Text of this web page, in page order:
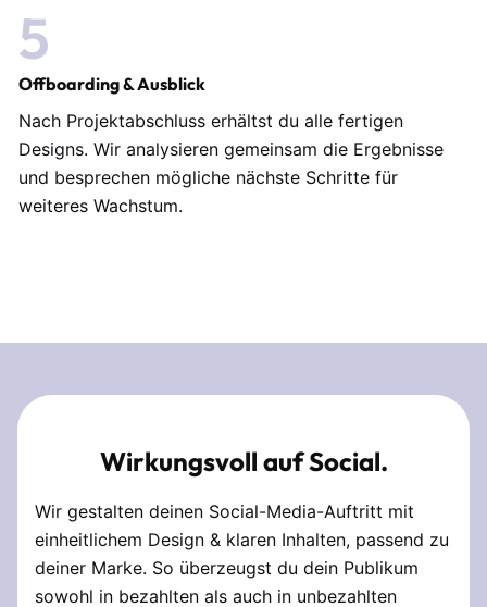
5
Offboarding & Ausblick
Nach Projektabschluss erhältst du alle fertigen
Designs. Wir analysieren gemeinsam die Ergebnisse
und besprechen mögliche nächste Schritte für
weiteres Wachstum.
Wirkungsvoll auf Social.
Wir gestalten deinen Social-Media-Auftritt mit
einheitlichem Design & klaren Inhalten, passend zu
deiner Marke. So überzeugst du dein Publikum
sowohl in bezahlten als auch in unbezahlten